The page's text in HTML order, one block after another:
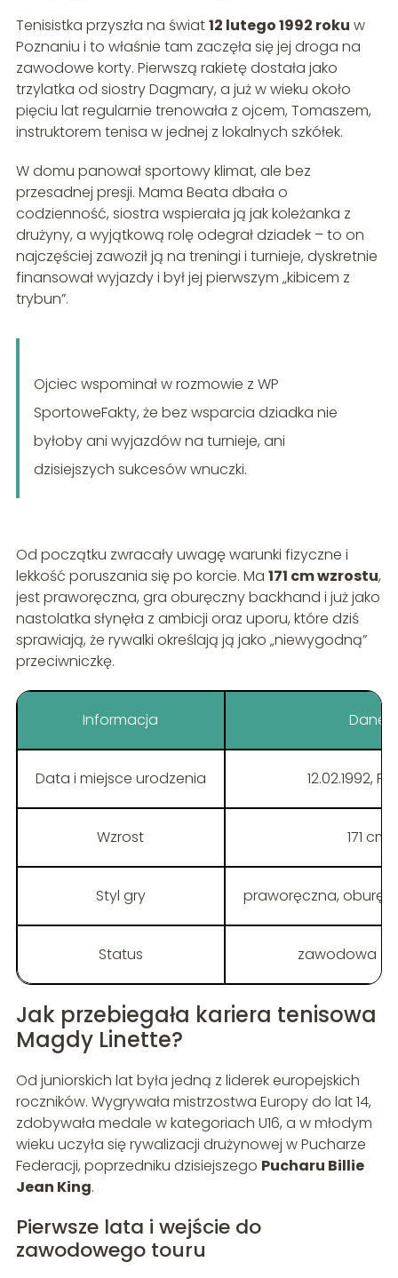
Tenisistka przyszła na świat12 lutego 1992 roku w
Poznaniu i to właśnie tam zaczęła się jej droga na
zawodowe korty. Pierwszą rakietę dostała jako
trzylatka od siostry Dagmary, a już w wieku około
pięciu lat regularnie trenowała z ojcem, Tomaszem,
instruktorem tenisa w jednej z lokalnych szkółek.
W domu panował sportowy klimat, ale bez
przesadnej presji. Mama Beata dbała o
codzienność, siostra wspierała ją jak koleżanka z
drużyny, a wyjątkową rolę odegrał dziadek – to on
najczęściej zawoził ją na treningi i turnieje, dyskretnie
finansował wyjazdy i był jej pierwszym „kibicem z
trybun”.
Ojciec wspominał w rozmowie z WP
SportoweFakty, że bez wsparcia dziadka nie
byłoby ani wyjazdów na turnieje, ani
dzisiejszych sukcesów wnuczki.
Od początku zwracały uwagę warunki fizyczne i
lekkość poruszania się po korcie. Ma 171 cm wzrostu,
jest praworęczna, gra oburęczny backhand i już jako
nastolatka słynęła z ambicji oraz uporu, które dziś
sprawiają, że rywalki określają ją jako „niewygodną”
przeciwniczkę.
Informacja Dane
Data i miejsce urodzenia 12.02.1992,
Wzrost 171 cm
Styl gry praworęczna,
Status zawodowa
Jak przebiegała kariera tenisowa
Magdy Linette?
Od juniorskich lat była jedną z liderek europejskich
roczników. Wygrywała mistrzostwa Europy do lat 14,
zdobywała medale w kategoriach U16, a w młodym
wieku uczyła się rywalizacji drużynowej w Pucharze
Federacji, poprzedniku dzisiejszego Pucharu Billie
Jean King.
Pierwsze lata i wejście do
zawodowego touru